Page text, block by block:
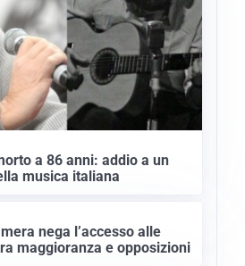
a 86 anni: addio a un
musica italiana
nega l’accesso alle
maggioranza e opposizioni